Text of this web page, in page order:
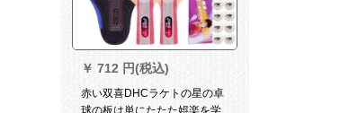
￥ 712 円(税込)
赤い双喜DHCラケトの星の卓
球の板は単にたたた娯楽を学